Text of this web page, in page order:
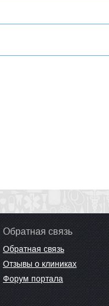
Обратная связь
Обратная связь
Отзывы о клиниках
Форум портала